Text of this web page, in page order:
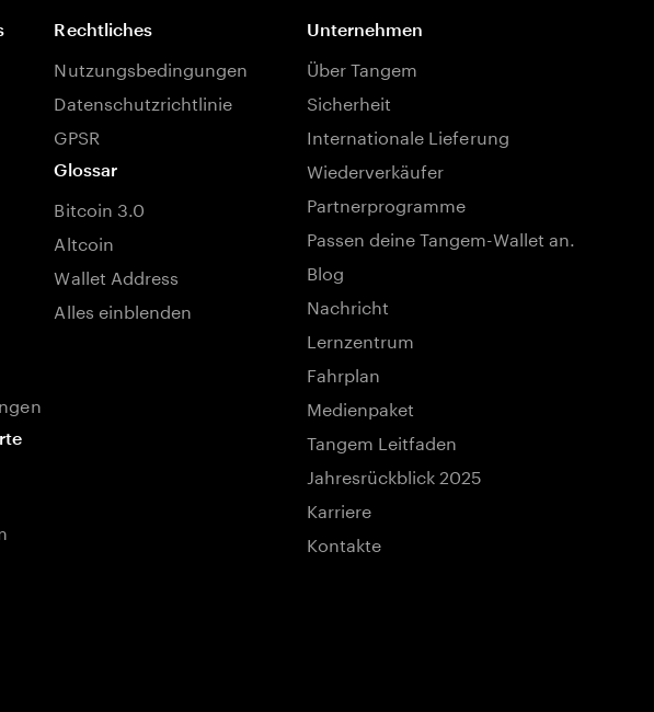
Rechtliches
Nutzungsbedingungen
Datenschutzrichtlinie
GPSR
Glossar
Bitcoin 3.0
Altcoin
Wallet Address
Alles einblenden
Unternehmen
Über Tangem
Sicherheit
Internationale Lieferung
Wiederverkäufer
Partnerprogramme
Passen deine Tangem-Wallet an.
Blog
Nachricht
Lernzentrum
Fahrplan
Medienpaket
Tangem Leitfaden
Jahresrückblick 2025
Karriere
Kontakte